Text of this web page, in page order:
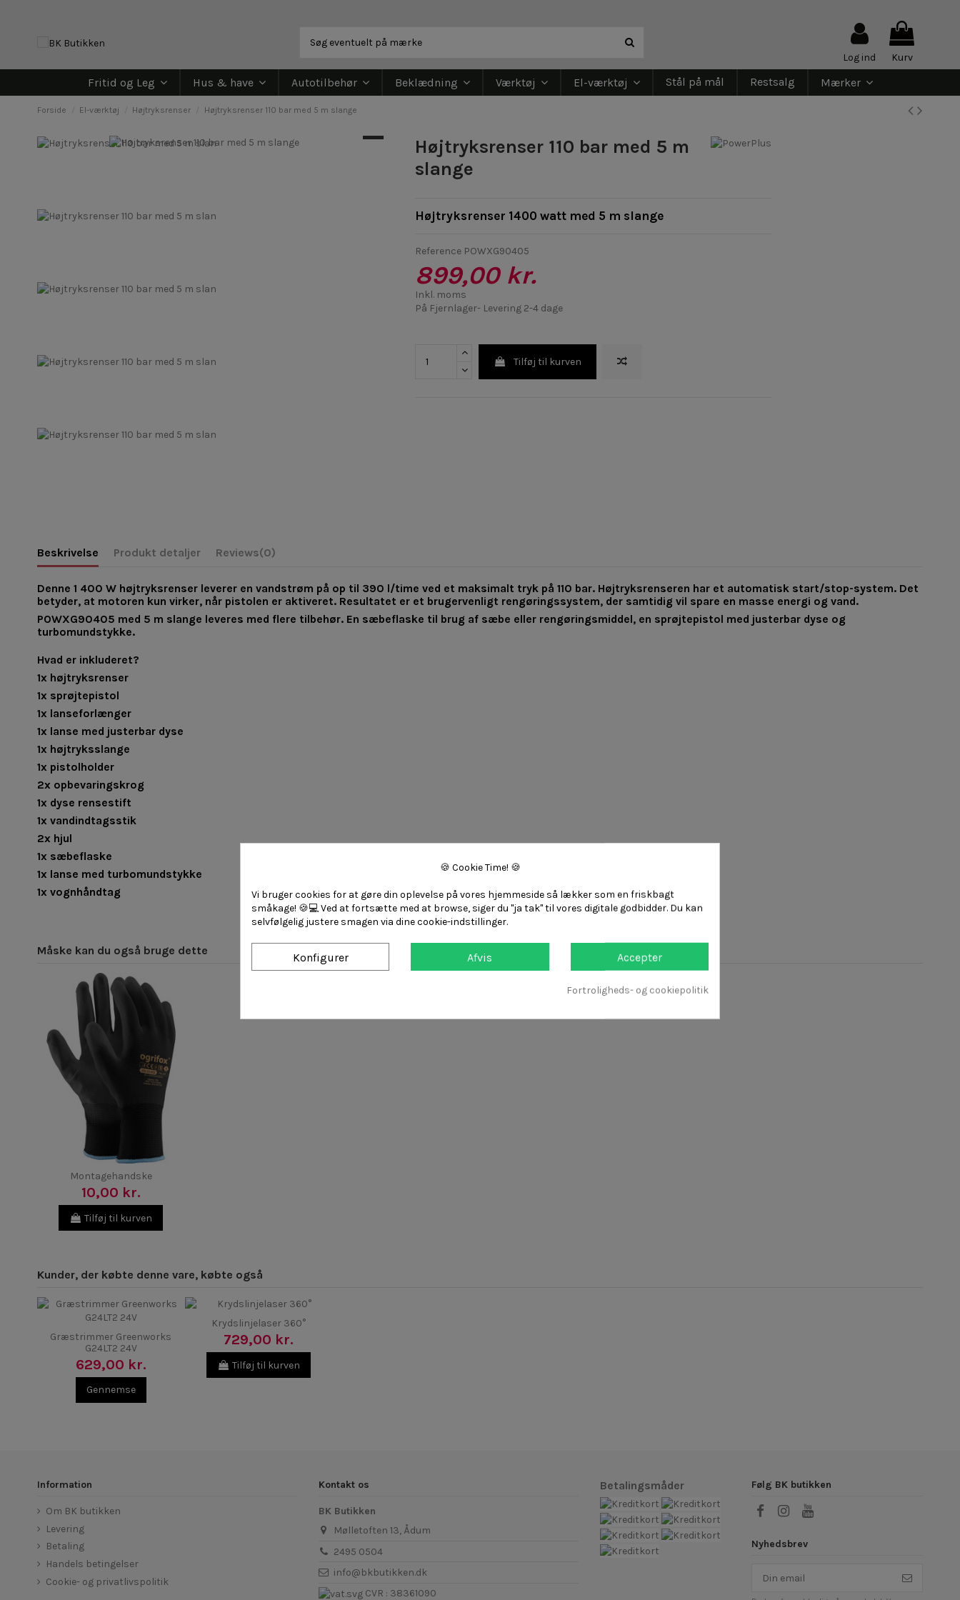
Log ind Kurv
Fritid og Leg Hus & have Autotilbehør Beklædning Værktøj El-værktøj Stål på mål Restsalg Mærker
Forside El-værktøj Højtryksrenser Højtryksrenser 110 bar med 5 m slange
Højtryksrenser 110 bar med 5 m
slange
Højtryksrenser 1400 watt med 5 m slange
Reference POWXG90405
899,00 kr.
Inkl. moms
På Fjernlager- Levering 2-4 dage
Tilføj til kurven
Beskrivelse Produkt detaljer Reviews(0)
Denne 1 400 W højtryksrenser leverer en vandstrøm på op til 390 l/time ved et maksimalt tryk på 110 bar. Højtryksrenseren har et automatisk start/stop-system. Det
betyder, at motoren kun virker, når pistolen er aktiveret. Resultatet er et brugervenligt rengøringssystem, der samtidig vil spare en masse energi og vand.
POWXG90405 med 5 m slange leveres med flere tilbehør. En sæbeflaske til brug af sæbe eller rengøringsmiddel, en sprøjtepistol med justerbar dyse og
turbomundstykke.
Hvad er inkluderet?
1x højtryksrenser
1x sprøjtepistol
1x lanseforlænger
1x lanse med justerbar dyse
1x højtryksslange
1x pistolholder
2x opbevaringskrog
1x dyse rensestift
1x vandindtagsstik
2x hjul
1x sæbeflaske
1x lanse med turbomundstykke
1x vognhåndtag
Måske kan du også bruge dette
Montagehandske
10,00 kr.
Tilføj til kurven
Kunder, der købte denne vare, købte også
Græstrimmer Greenworks
G24LT2 24V
629,00 kr.
Gennemse
Krydslinjelaser 360°
729,00 kr.
Tilføj til kurven
Information
Om BK butikken
Levering
Betaling
Handels betingelser
Cookie- og privatlivspolitik
Kontakt os
BK Butikken
Mølletoften 13, Ådum
2495 0504
info@bkbutikken.dk
CVR : 38361090
Betalingsmåder Følg BK butikken
Nyhedsbrev
🍪 Cookie Time! 🍪
Vi bruger cookies for at gøre din oplevelse på vores hjemmeside så lækker som en friskbagt
småkage! 🍪💻 Ved at fortsætte med at browse, siger du "ja tak" til vores digitale godbidder. Du kan
selvfølgelig justere smagen via dine cookie-indstillinger.
Konfigurer Afvis Accepter
Fortroligheds- og cookiepolitik